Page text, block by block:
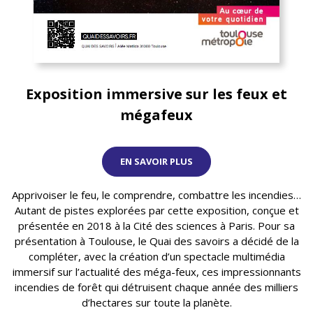
Exposition immersive sur les feux et
mégafeux
EN SAVOIR PLUS
Apprivoiser le feu, le comprendre, combattre les incendies…
Autant de pistes explorées par cette exposition, conçue et
présentée en 2018 à la Cité des sciences à Paris. Pour sa
présentation à Toulouse, le Quai des savoirs a décidé de la
compléter, avec la création d’un spectacle multimédia
immersif sur l’actualité des méga-feux, ces impressionnants
incendies de forêt qui détruisent chaque année des milliers
d’hectares sur toute la planète.